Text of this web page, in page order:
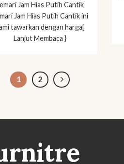
Jam Hias Putih Cantik
Jam Hias Putih Cantik ini
tawarkan dengan harga[
Lanjut Membaca }
1 2